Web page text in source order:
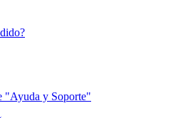
"Ayuda y Soporte"